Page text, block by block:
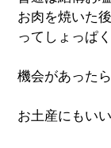
お肉を焼いた
ってしょっぱ
機会があった
お土産にもい